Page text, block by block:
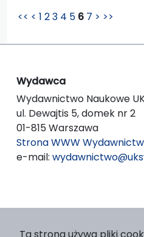
<< < 1 23 4 5 6 7 > >>
Wydawca
Wydawnictwo Naukowe
ul. Dewajtis 5, domek nr 2
01-815 Warszawa
Strona WWW
e-mail: